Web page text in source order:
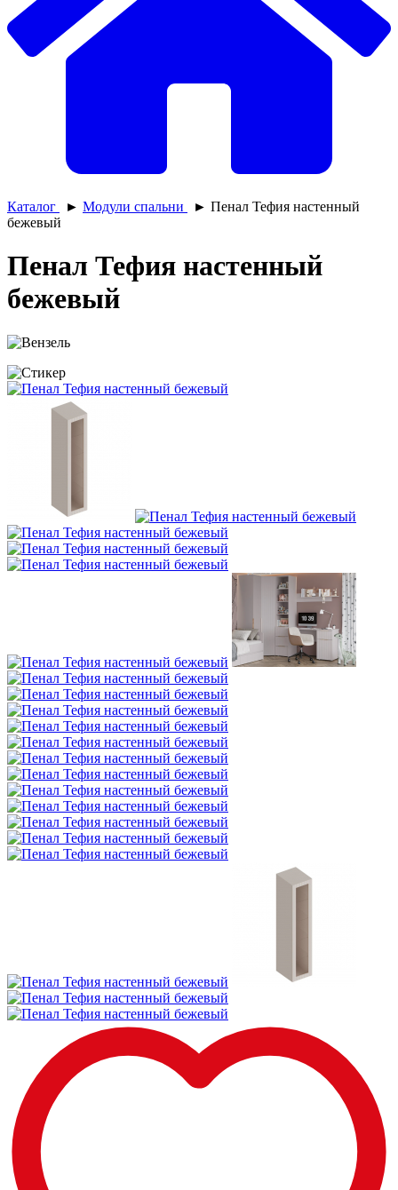
Каталог ► Модули спальни ► Пенал Тефия настенный
бежевый
Пенал Тефия настенный
бежевый